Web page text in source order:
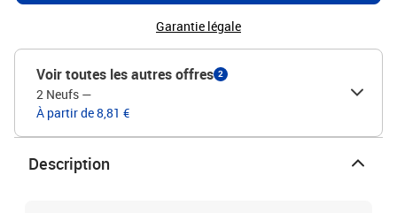
Garantie légale
Voir toutes les autres offres 2
2 Neufs —
À partir de 8,81 €
Description